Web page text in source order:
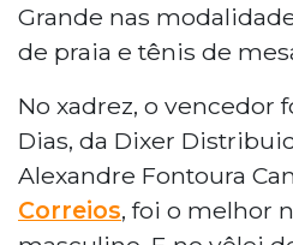
Grande nas
de praia e tênis de
No xadrez, o vencedor
Dias, da Dixer
Alexandre Fontoura
Correios, foi o melhor